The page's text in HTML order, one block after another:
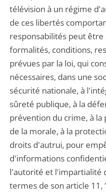
télévision à un régime
de ces libertés
responsabilités peut être
formalités, conditions,
prévues par la loi, qui
nécessaires, dans une
sécurité nationale, à
sûreté publique, à la
prévention du crime, à
de la morale, à la
droits d'autrui, pour
d'informations
l'autorité et l'impartialité
termes de son article